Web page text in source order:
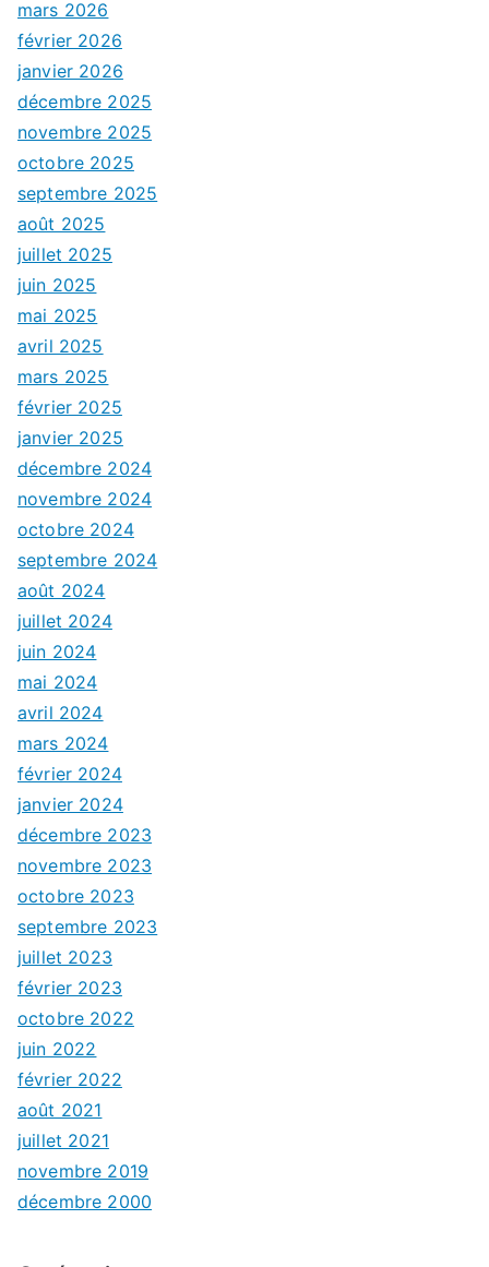
mars 2026
février 2026
janvier 2026
décembre 2025
novembre 2025
octobre 2025
septembre 2025
août 2025
juillet 2025
juin 2025
mai 2025
avril 2025
mars 2025
février 2025
janvier 2025
décembre 2024
novembre 2024
octobre 2024
septembre 2024
août 2024
juillet 2024
juin 2024
mai 2024
avril 2024
mars 2024
février 2024
janvier 2024
décembre 2023
novembre 2023
octobre 2023
septembre 2023
juillet 2023
février 2023
octobre 2022
juin 2022
février 2022
août 2021
juillet 2021
novembre 2019
décembre 2000